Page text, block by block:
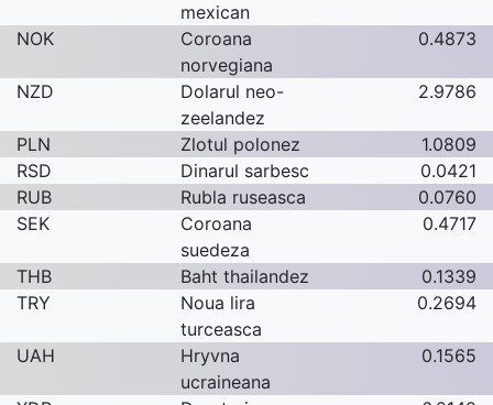
mexican
NOK
Coroana
norvegiana
0.4873
NZD
Dolarul neo-
zeelandez
2.9786
PLN Zlotul polonez
1.0809
RSD
Dinarul sarbesc
0.0421
RUB
Rubla ruseasca
0.0760
SEK
Coroana
suedeza
0.4717
THB Baht thailandez
0.1339
TRY
Noua lira
turceasca
0.2694
UAH
Hryvna
ucraineana
0.1565